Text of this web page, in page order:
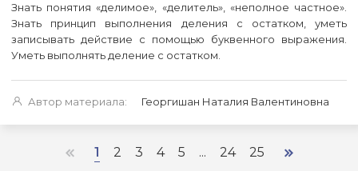
Знать понятия «делимое», «делитель», «неполное частное».
Знать принцип выполнения деления с остатком, уметь
записывать действие с помощью буквенного выражения.
Уметь выполнять деление с остатком.
Автор материала: Георгишан Наталия Валентиновна
1 2 3 4 5 ... 24 25